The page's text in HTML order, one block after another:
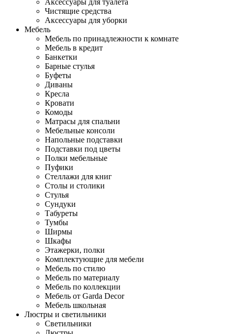
Аксессуары для туалета
Чистящие средства
Аксессуары для уборки
Мебель
Мебель по принадлежности к комнате
Мебель в кредит
Банкетки
Барные стулья
Буфеты
Диваны
Кресла
Кровати
Комоды
Матрасы для спальни
Мебельные консоли
Напольные подставки
Подставки под цветы
Полки мебельные
Пуфики
Стеллажи для книг
Столы и столики
Стулья
Сундуки
Табуреты
Тумбы
Ширмы
Шкафы
Этажерки, полки
Комплектующие для мебели
Мебель по стилю
Мебель по материалу
Мебель по коллекции
Мебель от Garda Decor
Мебель школьная
Люстры и светильники
Светильники